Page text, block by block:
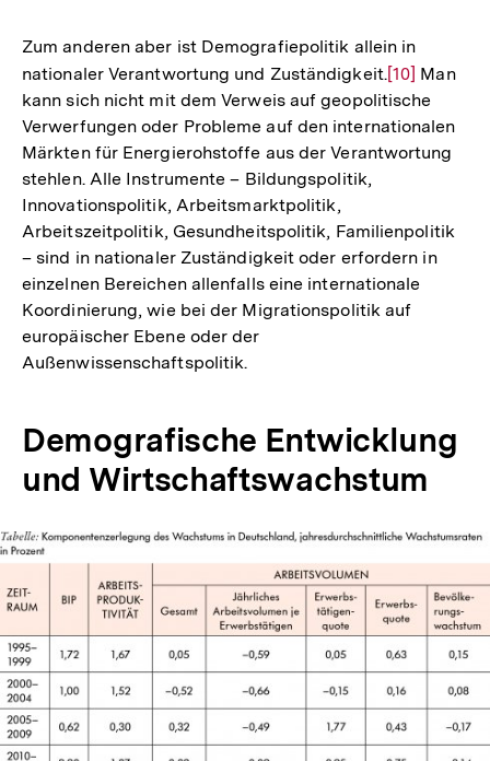
Zum anderen aber ist Demografiepolitik allein in
nationaler Verantwortung und Zuständigkeit.Zur
Auflösung
der
Fußnote
[10] Man
kann sich nicht mit dem Verweis auf geopolitische
Verwerfungen oder Probleme auf den internationalen
Märkten für Energierohstoffe aus der Verantwortung
stehlen. Alle Instrumente – Bildungspolitik,
Innovationspolitik, Arbeitsmarktpolitik,
Arbeitszeitpolitik, Gesundheitspolitik, Familienpolitik
– sind in nationaler Zuständigkeit oder erfordern in
einzelnen Bereichen allenfalls eine internationale
Koordinierung, wie bei der Migrationspolitik auf
europäischer Ebene oder der
Außenwissenschaftspolitik.
Demografische Entwicklung
und Wirtschaftswachstum
In
Lightbox
öffnen